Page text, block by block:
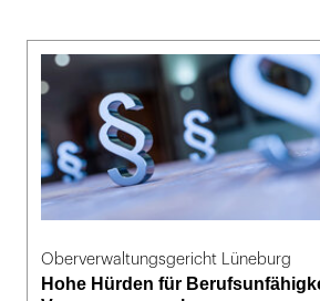
Oberverwaltungsgericht Lüneburg
Hohe Hürden für